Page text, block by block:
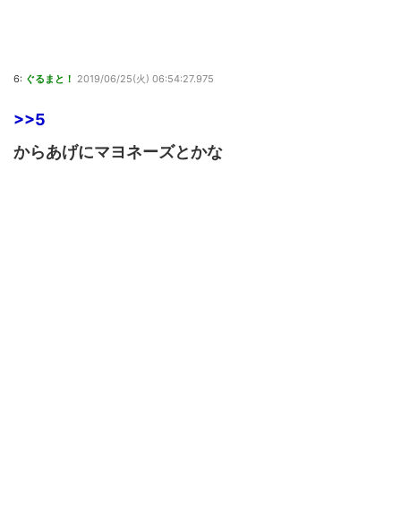
6: ぐるまと！ 2019/06/25(火) 06:54:27.975
>>5
からあげにマヨネーズとかな